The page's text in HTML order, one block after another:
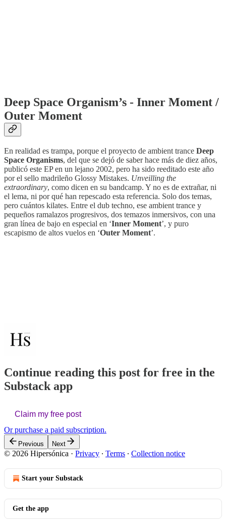
Deep Space Organism’s - Inner Moment /
Outer Moment
En realidad es trampa, porque el proyecto de ambient trance Deep
Space Organisms, del que se dejó de saber hace más de diez años,
publicó este EP en un lejano 2002, pero ha sido reeditado este año
por el sello madrileño Glossy Mistakes. Unveilling the
extraordinary, como dicen en su bandcamp. Y no es de extrañar, ni
el lema, ni por qué han repescado esta referencia. Solo dos temas,
pero cuántos kilates. Entre el dub techno, ese ambient trance y
pequeños ramalazos progresivos, dos temazos inmersivos, con una
gran línea de bajo en especial en ‘Inner Moment’, y puro
escapismo de altos vuelos en ‘Outer Moment’.
Continue reading this post for free in the
Substack app
Claim my free post
Or purchase a paid subscription.
Previous Next
© 2026 Hipersónica · Privacy ∙ Terms ∙ Collection notice
Start your Substack
Get the app